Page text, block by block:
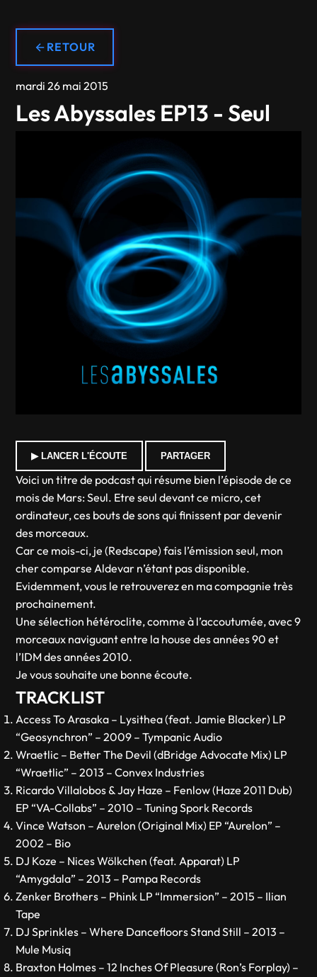
RETOUR
mardi 26 mai 2015
Les Abyssales EP13 - Seul
▶ LANCER L'ÉCOUTE PARTAGER
Voici un titre de podcast qui résume bien l’épisode de ce
mois de Mars: Seul. Etre seul devant ce micro, cet
ordinateur, ces bouts de sons qui finissent par devenir
des morceaux.
Car ce mois-ci, je (Redscape) fais l’émission seul, mon
cher comparse Aldevar n’étant pas disponible.
Evidemment, vous le retrouverez en ma compagnie très
prochainement.
Une sélection hétéroclite, comme à l’accoutumée, avec 9
morceaux naviguant entre la house des années 90 et
l’IDM des années 2010.
Je vous souhaite une bonne écoute.
TRACKLIST
Access To Arasaka – Lysithea (feat. Jamie Blacker) LP
“Geosynchron” – 2009 – Tympanic Audio
Wraetlic – Better The Devil (dBridge Advocate Mix) LP
“Wraetlic” – 2013 – Convex Industries
Ricardo Villalobos & Jay Haze – Fenlow (Haze 2011 Dub)
EP “VA-Collabs” – 2010 – Tuning Spork Records
Vince Watson – Aurelon (Original Mix) EP “Aurelon” –
2002 – Bio
DJ Koze – Nices Wölkchen (feat. Apparat) LP
“Amygdala” – 2013 – Pampa Records
Zenker Brothers – Phink LP “Immersion” – 2015 – Ilian
Tape
DJ Sprinkles – Where Dancefloors Stand Still – 2013 –
Mule Musiq
Braxton Holmes – 12 Inches Of Pleasure (Ron’s Forplay) –